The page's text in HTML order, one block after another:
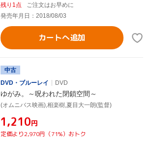
残り1点
ご注文はお早めに
発売年月日：2018/08/03
カートへ追加
中古
DVD・ブルーレイ
DVD
ゆがみ。～呪われた閉鎖空間～
(オムニバス映画),相楽樹,夏目大一朗(監督)
¥1,210円
定価より2,970円（71%）おトク